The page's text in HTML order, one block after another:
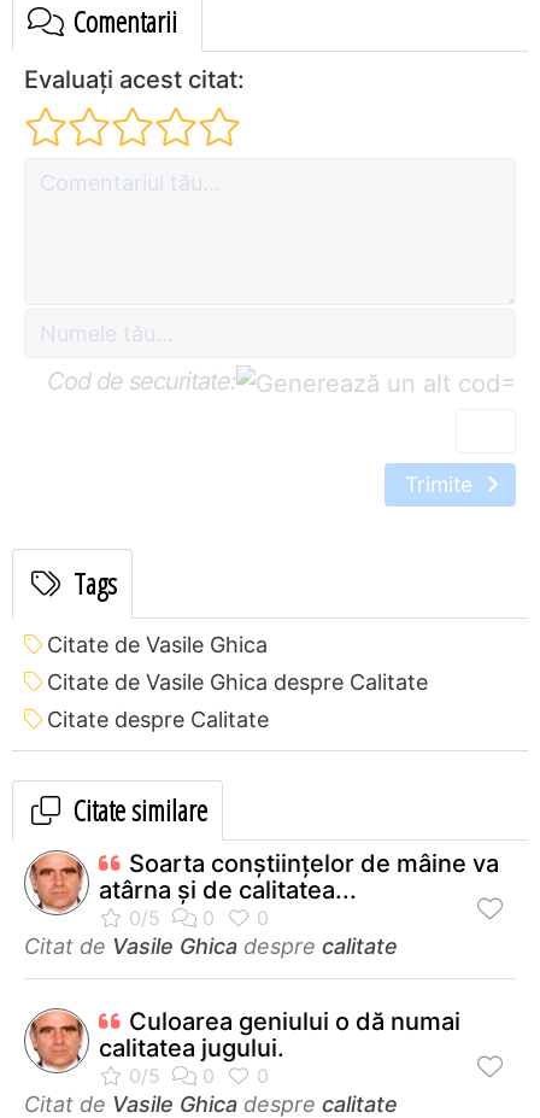
Comentarii
Evaluați acest citat:
Cod de securitate: =
Trimite
Tags
Citate de Vasile Ghica
Citate de Vasile Ghica despre Calitate
Citate despre Calitate
Citate similare
Soarta conştiinţelor de mâine va
atârna şi de calitatea...
Citat de Vasile Ghica despre calitate
Culoarea geniului o dă numai
calitatea jugului.
Citat de Vasile Ghica despre calitate